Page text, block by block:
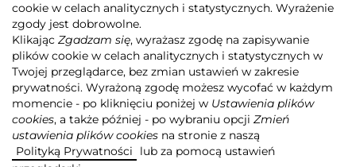
© 2026 Copyright AGORA SA
POLITYKA PRYWATNOŚCI AGORA S.A.
POLITYKA PRYWATNOŚCI SERWISU AGORA.PL
POLITYKA TRANSPARENTNOŚCI
ZASTRZEŻENIE PRAWNOAUTORSKIE
INFORMACJE O USŁUGACH MEDIALNYCH
MAPA SERWISU RSS
Realizacja
cookie w celach analitycznych i statystycznych. Wyrażenie
zgody jest dobrowolne.
Klikając Zgadzam się, wyrażasz zgodę na zapisywanie
plików cookie w celach analitycznych i statystycznych w
Twojej przeglądarce, bez zmian ustawień w zakresie
prywatności. Wyrażoną zgodę możesz wycofać w każdym
momencie - po kliknięciu poniżej w Ustawienia plików
cookies, a także później - po wybraniu opcji Zmień
ustawienia plików cookies na stronie z naszą
Polityką Prywatności
lub za pomocą ustawień